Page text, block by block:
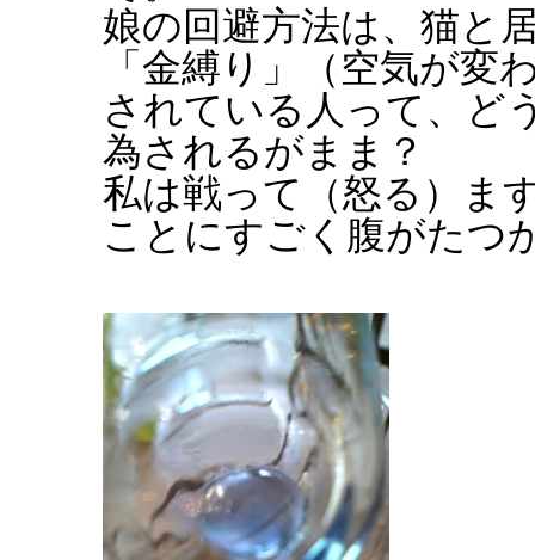
娘の回避方法は、猫と
「金縛り」（空気が変
されている人って、ど
為されるがまま？
私は戦って（怒る）ま
ことにすごく腹がたつ